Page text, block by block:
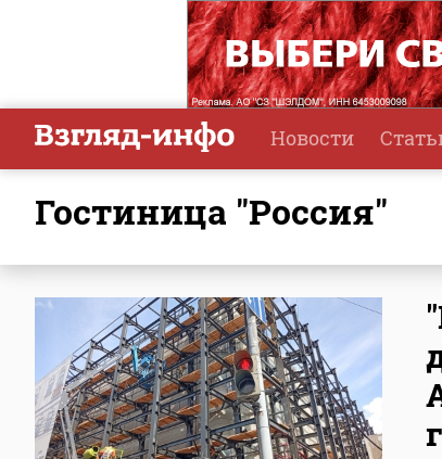
Новости
Гостиница "Россия"